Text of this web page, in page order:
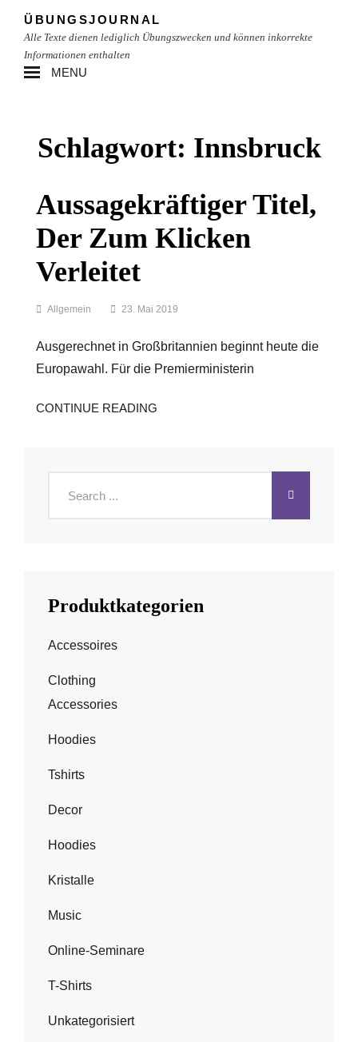
content
ÜBUNGSJOURNAL
Alle Texte dienen lediglich Übungszwecken und können inkorrekte
Informationen enthalten
MENU
Schlagwort: Innsbruck
Aussagekräftiger Titel,
Der Zum Klicken
Verleitet
Categories
Allgemein 23. Mai 2019
Ausgerechnet in Großbritannien beginnt heute die
Europawahl. Für die Premierministerin
CONTINUE READING
Produktkategorien
Accessoires
Clothing
Accessories
Hoodies
Tshirts
Decor
Hoodies
Kristalle
Music
Online-Seminare
T-Shirts
Unkategorisiert